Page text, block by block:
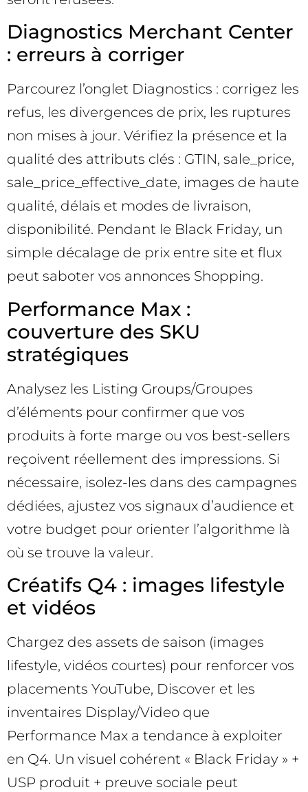
Diagnostics Merchant Center
: erreurs à corriger
Parcourez l’onglet Diagnostics : corrigez les
refus, les divergences de prix, les ruptures
non mises à jour. Vérifiez la présence et la
qualité des attributs clés : GTIN, sale_price,
sale_price_effective_date, images de haute
qualité, délais et modes de livraison,
disponibilité. Pendant le Black Friday, un
simple décalage de prix entre site et flux
peut saboter vos annonces Shopping.
Performance Max :
couverture des SKU
stratégiques
Analysez les Listing Groups/Groupes
d’éléments pour confirmer que vos
produits à forte marge ou vos best-sellers
reçoivent réellement des impressions. Si
nécessaire, isolez-les dans des campagnes
dédiées, ajustez vos signaux d’audience et
votre budget pour orienter l’algorithme là
où se trouve la valeur.
Créatifs Q4 : images lifestyle
et vidéos
Chargez des assets de saison (images
lifestyle, vidéos courtes) pour renforcer vos
placements YouTube, Discover et les
inventaires Display/Video que
Performance Max a tendance à exploiter
en Q4. Un visuel cohérent « Black Friday » +
USP produit + preuve sociale peut